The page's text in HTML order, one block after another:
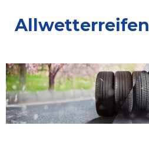
Allwetterreifen